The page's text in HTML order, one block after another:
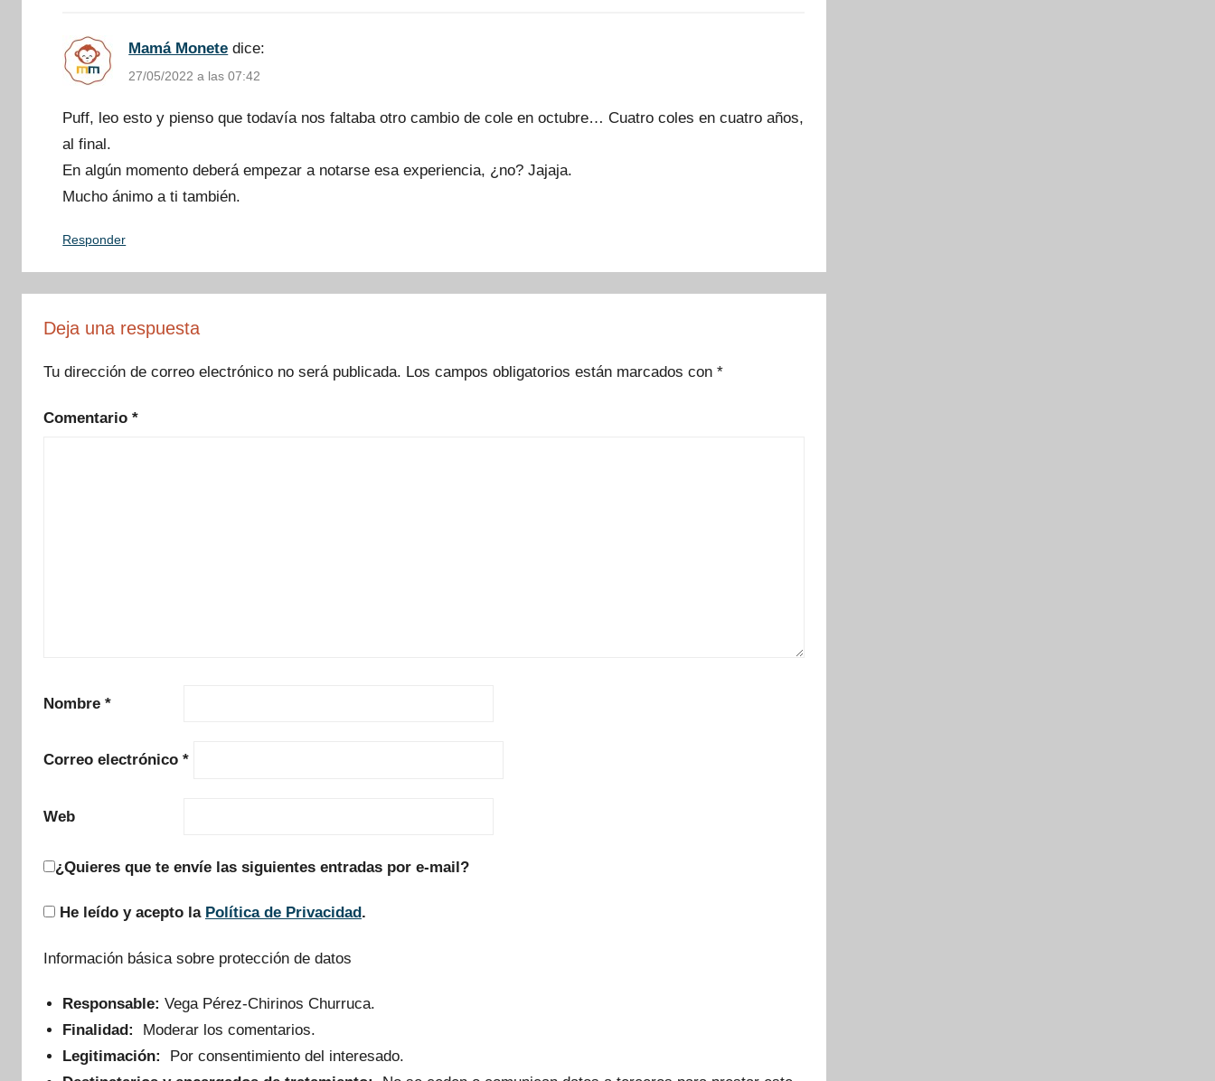
Mamá Monete dice:
27/05/2022 a las 07:42
Puff, leo esto y pienso que todavía nos faltaba otro cambio de cole en octubre… Cuatro coles en cuatro años,
al final.
En algún momento deberá empezar a notarse esa experiencia, ¿no? Jajaja.
Mucho ánimo a ti también.
Responder
Deja una respuesta
Tu dirección de correo electrónico no será publicada. Los campos obligatorios están marcados con *
Comentario *
Nombre *
Correo electrónico *
Web
¿Quieres que te envíe las siguientes entradas por e-mail?
He leído y acepto la Política de Privacidad .
Información básica sobre protección de datos
Responsable: Vega Pérez-Chirinos Churruca.
Finalidad:
Moderar los comentarios.
Legitimación:
Por consentimiento del interesado.